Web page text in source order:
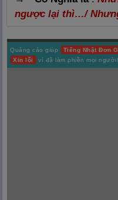
ngược lại thì…/
Quảng cáo giúp Tiếng Nhật Đơn
Xin lỗi
vì đã làm phiền mọi người!